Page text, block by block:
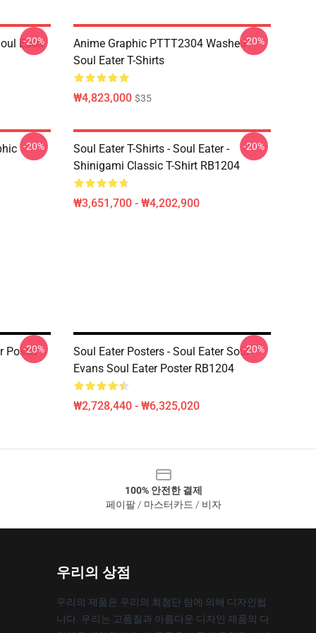
Eater
-20%
Anime Graphic PTTT2304 Washed
Soul Eater T-Shirts
₩4,823,000 $35
-20%
-20%
Soul Eater T-Shirts - Soul Eater -
Shinigami Classic T-Shirt RB1204
₩3,651,700 - ₩4,202,900
-20%
Poster
-20%
Soul Eater Posters - Soul Eater Soul
Evans Soul Eater Poster RB1204
₩2,728,440 - ₩6,325,020
-20%
100% 안전한 결제
페이팔 / 마스터카드 / 비자
우리의 상점
우리의 제품은 우리의 최첨단 팀에 의해 디자인됩
니다. 우리는 고품질과 아름다운 디자인 제품의 다